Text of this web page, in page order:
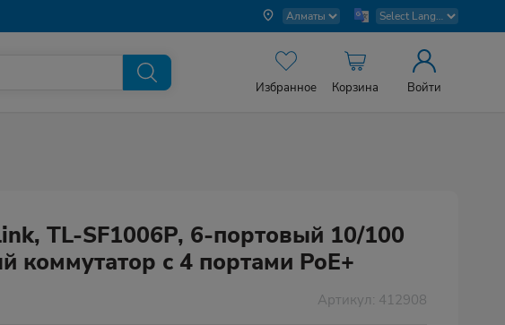
Избранное Корзина Войти
TL-SF1006P, 6-портовый 10/100
коммутатор с 4 портами PoE+
Артикул: 412908